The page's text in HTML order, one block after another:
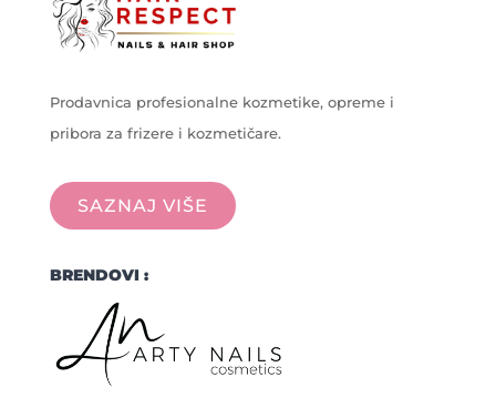
Prodavnica profesionalne kozmetike, opreme i
pribora za frizere i kozmetičare.
SAZNAJ VIŠE
BRENDOVI :